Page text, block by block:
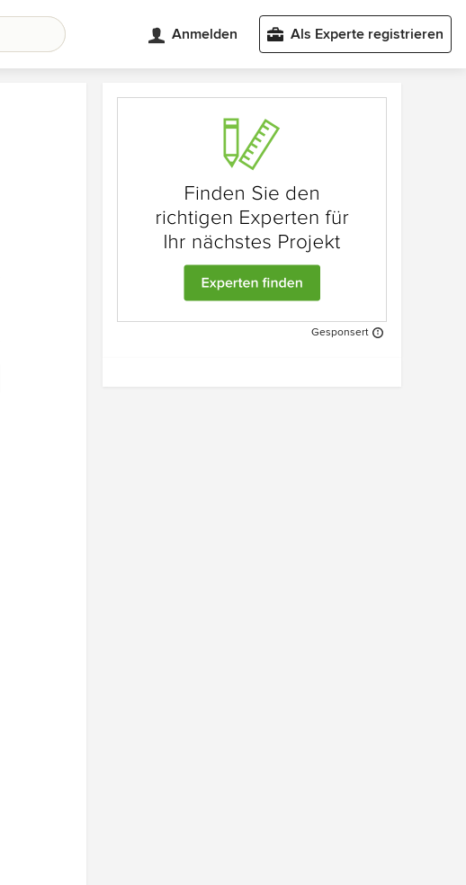
Anmelden Als Experte registrieren
Gesponsert